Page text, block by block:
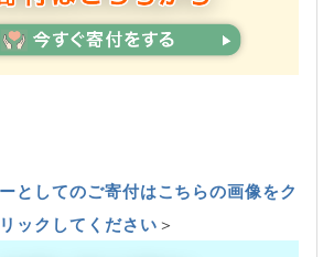
としてのご寄付はこちらの画像をク
リックしてください＞